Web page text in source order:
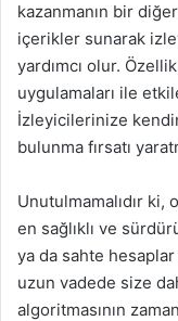
kazanmanın bir
içerikler sunarak
yardımcı olur.
uygulamaları ile
İzleyicilerinize
bulunma fırsatı
Unutulmamalıdır
en sağlıklı ve
ya da sahte
uzun vadede size
algoritmasının